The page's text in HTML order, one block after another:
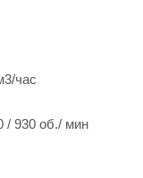
час
/ 930 об./ мин